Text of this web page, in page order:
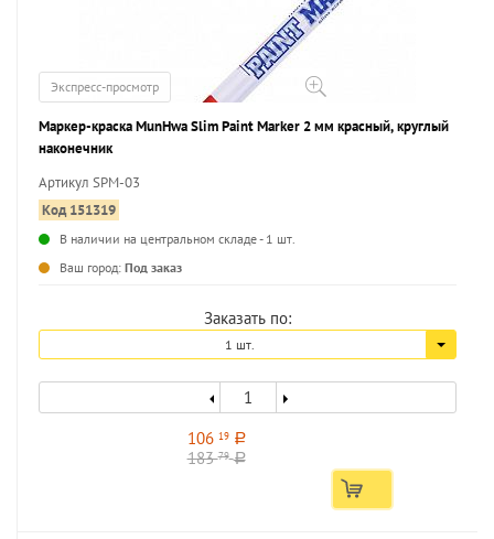
Экспресс-просмотр
Маркер-краска MunHwa Slim Paint Marker 2 мм красный, круглый
наконечник
Артикул SPM-03
Код 151319
В наличии на центральном складе - 1 шт.
Ваш город: Под заказ
Заказать по:
1 шт.
106 19 a
18379 a